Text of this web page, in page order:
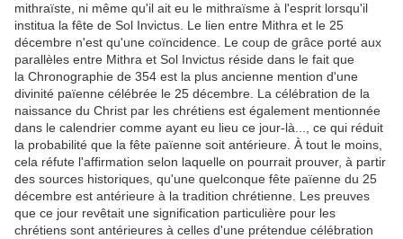
mithraïste, ni même qu'il ait eu le mithraïsme à l'esprit lorsqu'il
institua la fête de Sol Invictus. Le lien entre Mithra et le 25
décembre n'est qu'une coïncidence. Le coup de grâce porté aux
parallèles entre Mithra et Sol Invictus réside dans le fait que
la Chronographie de 354 est la plus ancienne mention d'une
divinité païenne célébrée le 25 décembre. La célébration de la
naissance du Christ par les chrétiens est également mentionnée
dans le calendrier comme ayant eu lieu ce jour-là..., ce qui réduit
la probabilité que la fête païenne soit antérieure. À tout le moins,
cela réfute l'affirmation selon laquelle on pourrait prouver, à partir
des sources historiques, qu'une quelconque fête païenne du 25
décembre est antérieure à la tradition chrétienne. Les preuves
que ce jour revêtait une signification particulière pour les
chrétiens sont antérieures à celles d'une prétendue célébration